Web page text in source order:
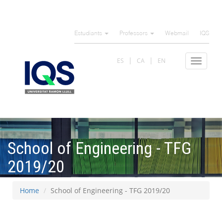
Estudiants Professors Webmail IQS
Toggle
ES CA EN
School of Engineering - TFG
2019/20
Home School of Engineering - TFG 2019/20